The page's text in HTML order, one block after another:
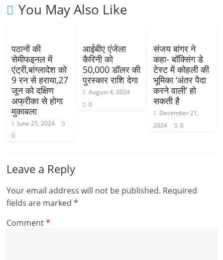
You May Also Like
पठानों की
सेमीफइनल में
एंट्री,बांग्लादेश को
9 रन से हराया,27
जून को दक्षिण
अफ्रीका से होगा
मुकाबला
June 25, 2024
0
आईबीए एंजेला
कैरिनी को
50,000 डॉलर की
पुरस्कार राशि देगा
August 4, 2024
0
संजय बांगर ने
कहा- बॉक्सिंग डे
टेस्ट में कोहली की
भूमिका ‘अंतर पैदा
करने वाली’ हो
सकती है
December 21,
2024
0
Leave a Reply
Your email address will not be published. Required
fields are marked*
Comment*